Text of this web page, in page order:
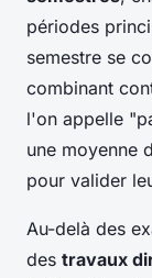
périodes
semestre se
combinant
l'on appelle
une moyenne
pour valider
Au-delà des
des travaux